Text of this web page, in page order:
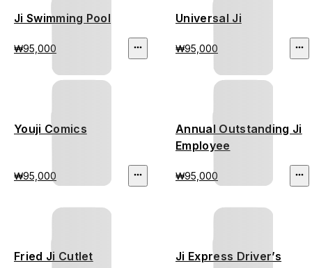
Ji Swimming Pool
₩95,000
Universal Ji
₩95,000
Youji Comics
₩95,000
Annual Outstanding Ji
Employee
₩95,000
Fried Ji Cutlet
Ji Express Driver’s